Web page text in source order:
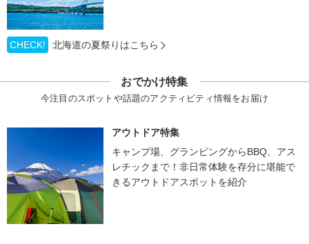
CHECK! 北海道の夏祭りはこちら
おでかけ特集
今注目のスポットや話題のアクティビティ情報をお届け
アウトドア特集
キャンプ場、グランピングからBBQ、アス
レチックまで！非日常体験を存分に堪能で
きるアウトドアスポットを紹介